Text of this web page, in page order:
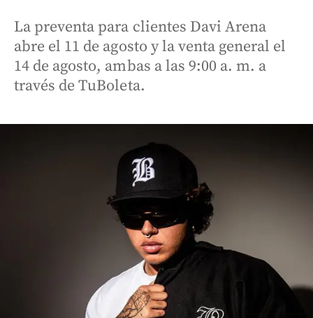
La preventa para clientes Davi Arena
abre el 11 de agosto y la venta general el
14 de agosto, ambas a las 9:00 a. m. a
través de TuBoleta.